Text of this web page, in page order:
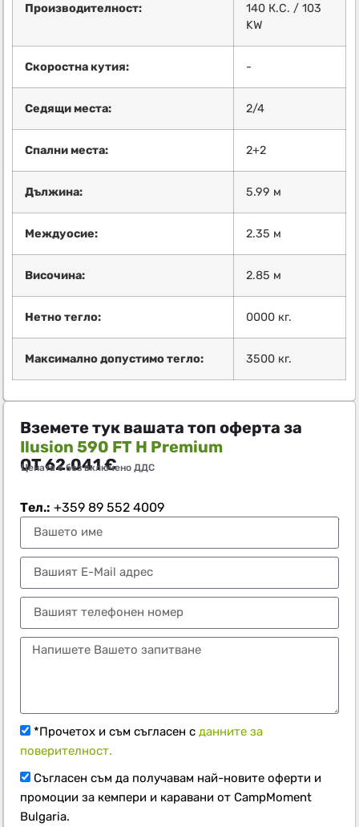
Производителност:
140 К.С. / 103
KW
Скоростна кутия: -
Седящи места: 2/4
Спални места: 2+2
Дължина: 5.99 м
Междуосие: 2.35 м
Височина: 2.85 м
Нетно тегло: 0000 кг.
Максимално допустимо тегло: 3500 кг.
Вземете тук вашата топ оферта за
Ilusion 590 FT H Premium
ОТ62.041€
Цената е без включено ДДС
Тел.:+359 89 552 4009
*Прочетох и съм съгласен сданните за
поверителност.
Съгласен съм да получавам най-новите оферти и
промоции за кемпери и каравани от CampMoment
Bulgaria.